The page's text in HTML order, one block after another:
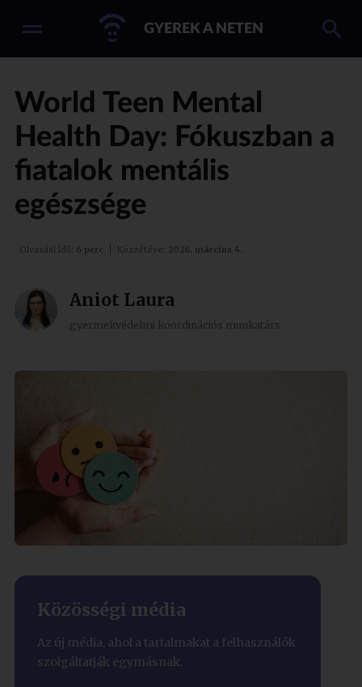
GYEREK A NETEN
World Teen Mental
Health Day: Fókuszban a
fiatalok mentális
egészsége
Aniot Laura
gyermekvédelmi koordinációs munkatárs
Olvasási idő: 6 perc Közzétéve: 2026. március 4.
Közösségi média
Az új média, ahol a tartalmakat a felhasználók
szolgáltatják egymásnak.